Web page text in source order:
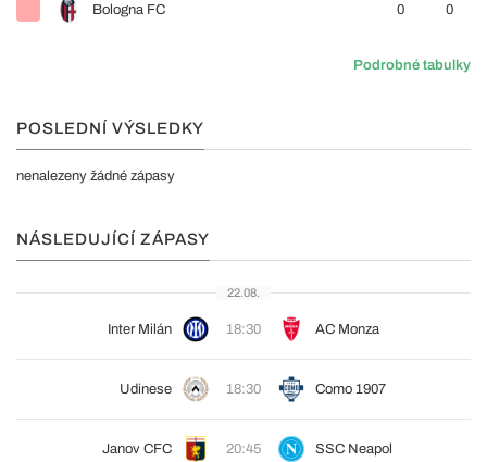
Bologna FC 0 0
Podrobné tabulky
POSLEDNÍ VÝSLEDKY
nenalezeny žádné zápasy
NÁSLEDUJÍCÍ ZÁPASY
22.08.
Inter Milán 18:30 AC Monza
Udinese 18:30 Como 1907
Janov CFC 20:45 SSC Neapol